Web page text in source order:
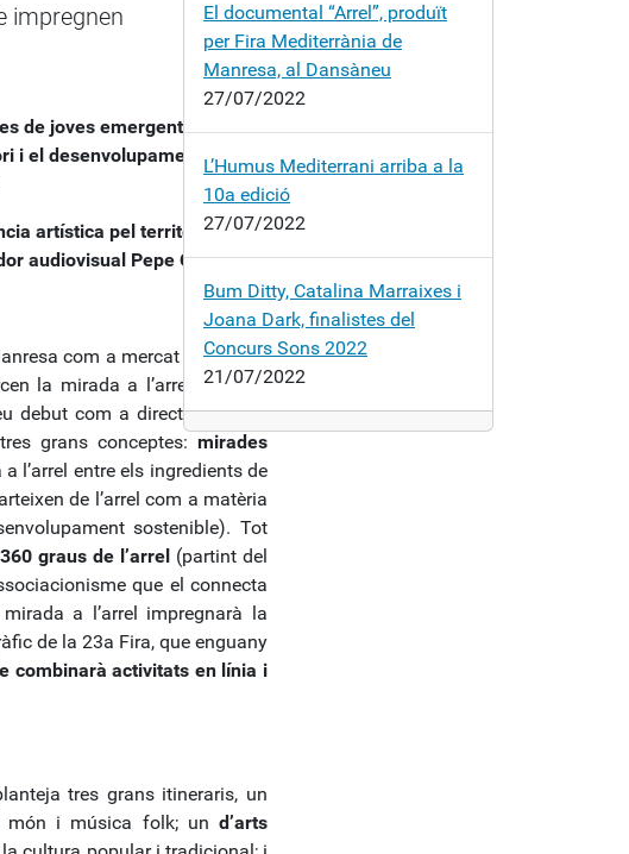
impregnen
de joves emergents, la
i el desenvolupament
artística pel territori de la
audiovisual Pepe Camps
com a mercat estratègic
la mirada a l’arrel que ens
debut com a director artístic,
grans conceptes: mirades
l’arrel entre els ingredients de
de l’arrel com a matèria
sostenible). Tot
graus de l’arrel (partint del
que el connecta
a l’arrel impregnarà la
de la 23a Fira, que enguany
combinarà activitats en línia i
tres grans itineraris, un
món i música folk; und’arts
El documental “Arrel”, produït
per Fira Mediterrània de
Manresa, al Dansàneu
27/07/2022
L’Humus Mediterrani arriba a la
10a edició
27/07/2022
Bum Ditty, Catalina Marraixes i
Joana Dark, finalistes del
Concurs Sons 2022
21/07/2022